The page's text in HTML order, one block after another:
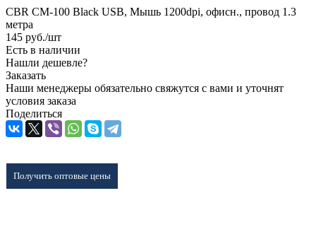
CBR CM-100 Black USB, Мышь 1200dpi, офисн., провод 1.3
метра
145 руб./шт
Есть в наличии
Нашли дешевле?
Заказать
Наши менеджеры обязательно свяжутся с вами и уточнят
условия заказа
Поделиться
Получить оптовые цены